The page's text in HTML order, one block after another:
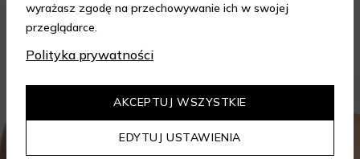
wyrażasz zgodę na przechowywanie ich w swojej
przeglądarce.
Polityka prywatności
EDYTUJ USTAWIENIA
AKCEPTUJ WSZYSTKIE